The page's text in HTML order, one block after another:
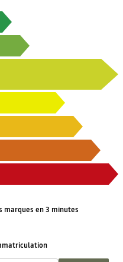
marques en 3 minutes